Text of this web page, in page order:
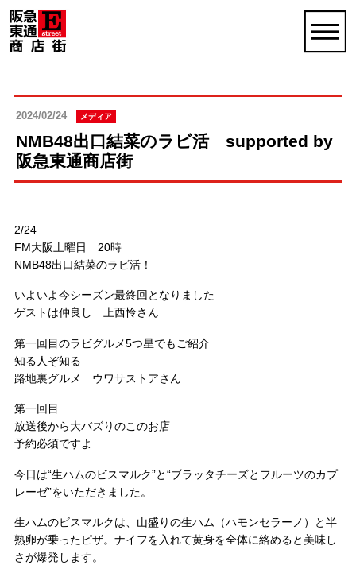
2024/02/24 メディア
NMB48出口結菜のラビ活 supported by
阪急東通商店街
2/24
FM大阪土曜日 20時
NMB48出口結菜のラビ活！
いよいよ今シーズン最終回となりました
ゲストは仲良し 上西怜さん
第一回目のラビグルメ5つ星でもご紹介
知る人ぞ知る
路地裏グルメ ウワサストアさん
第一回目
放送後から大バズりのこのお店
予約必須ですよ
今日は“生ハムのビスマルク”と“ブラッタチーズとフルーツのカプ
レーゼ”をいただきました。
生ハムのビスマルクは、山盛りの生ハム（ハモンセラーノ）と半
熟卵が乗ったピザ。ナイフを入れて黄身を全体に絡めると美味し
さが爆発します。